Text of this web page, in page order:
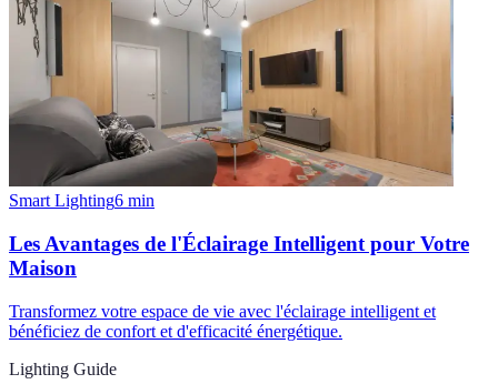
Smart Lighting6 min
Les Avantages de l'Éclairage Intelligent pour Votre
Maison
Transformez votre espace de vie avec l'éclairage intelligent et
bénéficiez de confort et d'efficacité énergétique.
Lighting Guide